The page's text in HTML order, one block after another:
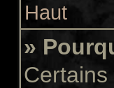
Haut
»